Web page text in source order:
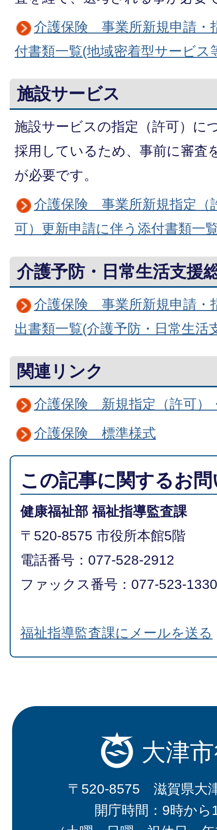
介護保険 事業所新規申請・
付書類一覧(地域密着型サービス
施設サービス
施設サービスの指定（許可）に
採用しているため、事前に審査
が必要です。
介護保険 事業所新規指定（
可）更新申請に伴う添付書類一
介護予防・日常生活支援
介護保険 事業所新規申請・
出書類一覧(介護予防・日常生活
関連リンク
介護保険 新規指定（許可）
介護保険 標準様式
この記事に関するお
健康福祉部 福祉指導監査課
〒520-8575 市役所本館5階
電話番号：077-528-2912
ファックス番号：077-523-1330
福祉指導監査課にメールを送る
大津
〒520-8575 滋賀県大
開庁時間：9時から